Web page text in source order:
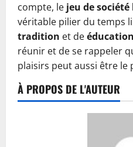
compte, le jeu de
véritable pilier du temps
tradition et deéducation
réunir et de se rappeler
plaisirs peut aussi être le
À PROPOS DE L'AUTEUR